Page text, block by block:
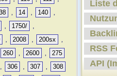
, 14 , 140
,
, 1750/
,
, 2008 , 200sx
,
260 , 2600 ,
275
, 306 , 307 ,
308
Liste
RSS
API